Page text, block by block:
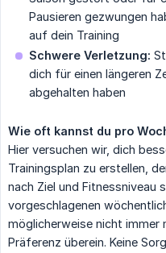
Pausieren gezwungen
auf dein Training
Schwere Verletzung:
dich für einen längeren
abgehalten haben
Wie oft kannst du pro
Hier versuchen wir, dich
Trainingsplan zu erstellen,
nach Ziel und Fitnessniveau
vorgeschlagenen
möglicherweise nicht immer
Präferenz überein. Keine